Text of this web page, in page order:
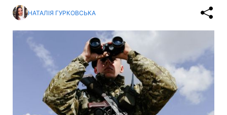
НАТАЛІЯ ГУРКОВСЬКА